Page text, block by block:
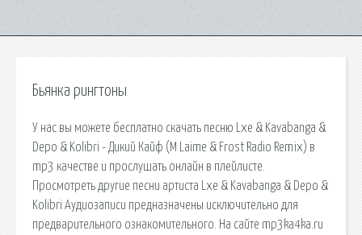
Бьянка рингтоны
У нас вы можете бесплатно скачать песню Lxe & Kavabanga &
Depo & Kolibri - Дикий Кайф (M Laime & Frost Radio Remix) в
mp3 качестве и прослушать онлайн в плейлисте.
Просмотреть другие песни артиста Lxe & Kavabanga & Depo &
Kolibri Аудиозаписи предназначены исключительно для
предварительного ознакомительного. На сайте mp3ka4ka.ru